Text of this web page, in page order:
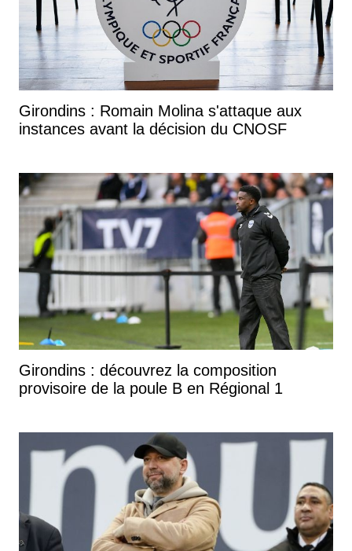
Girondins : Romain Molina s'attaque aux
instances avant la décision du CNOSF
Girondins : découvrez la composition
provisoire de la poule B en Régional 1